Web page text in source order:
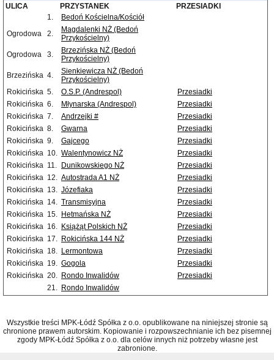
ULICA PRZYSTANEK
PRZESIADKI
1.
Bedoń Kościelna/Kościół
Ogrodowa
2.
Magdalenki NŻ (Bedoń
Przykościelny)
Ogrodowa
3.
Brzezińska NŻ (Bedoń
Przykościelny)
Brzezińska 4.
Sienkiewicza NŻ (Bedoń
Przykościelny)
Rokicińska 5. O.S.P. (Andrespol)
Przesiadki
Rokicińska 6. Młynarska (Andrespol)
Przesiadki
Rokicińska 7. Andrzejki #
Przesiadki
Rokicińska 8. Gwarna
Przesiadki
Rokicińska 9. Gajcego
Przesiadki
Rokicińska 10. Walentynowicz NŻ
Przesiadki
Rokicińska 11. Dunikowskiego NŻ
Przesiadki
Rokicińska 12. Autostrada A1 NŻ
Przesiadki
Rokicińska 13. Józefiaka
Przesiadki
Rokicińska 14. Transmisyjna
Przesiadki
Rokicińska 15. Hetmańska NŻ
Przesiadki
Rokicińska 16. Książąt Polskich NŻ
Przesiadki
Rokicińska 17. Rokicińska 144 NŻ
Przesiadki
Rokicińska 18. Lermontowa
Przesiadki
Rokicińska 19. Gogola
Przesiadki
Rokicińska 20. Rondo Inwalidów
Przesiadki
21. Rondo Inwalidów
Wszystkie treści MPK-Łódź Spółka z o.o. opublikowane na niniejszej stronie są
chronione prawem autorskim. Kopiowanie i rozpowszechnianie ich bez pisemnej
zgody MPK-Łódź Spółka z o.o. dla celów innych niż potrzeby własne jest
zabronione.